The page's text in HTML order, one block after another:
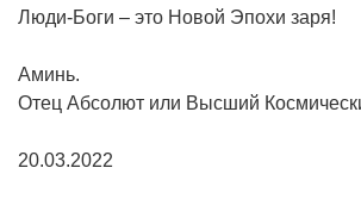
Люди-Боги – это Новой Эпохи заря!
Аминь.
Отец Абсолют или Высший
20.03.2022